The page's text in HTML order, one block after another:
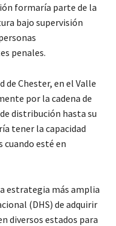
formaría parte de la
bajo supervisión
penales.
de Chester, en el Valle
por la cadena de
distribución hasta su
tener la capacidad
cuando esté en
estrategia más amplia
(DHS) de adquirir
diversos estados para